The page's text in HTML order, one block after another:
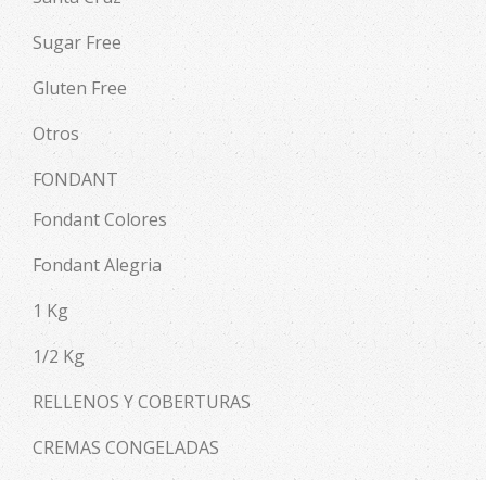
Sugar Free
Gluten Free
Otros
FONDANT
Fondant Colores
Fondant Alegria
1 Kg
1/2 Kg
RELLENOS Y COBERTURAS
CREMAS CONGELADAS